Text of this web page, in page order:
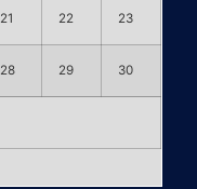
21 22 23
28 29 30